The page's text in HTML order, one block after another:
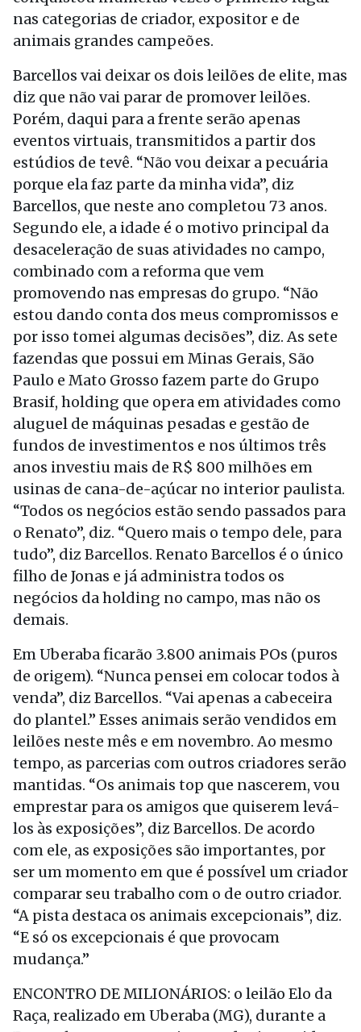
nas categorias de criador, expositor e de
animais grandes campeões.
Barcellos vai deixar os dois leilões de elite, mas
diz que não vai parar de promover leilões.
Porém, daqui para a frente serão apenas
eventos virtuais, transmitidos a partir dos
estúdios de tevê. “Não vou deixar a pecuária
porque ela faz parte da minha vida”, diz
Barcellos, que neste ano completou 73 anos.
Segundo ele, a idade é o motivo principal da
desaceleração de suas atividades no campo,
combinado com a reforma que vem
promovendo nas empresas do grupo. “Não
estou dando conta dos meus compromissos e
por isso tomei algumas decisões”, diz. As sete
fazendas que possui em Minas Gerais, São
Paulo e Mato Grosso fazem parte do Grupo
Brasif, holding que opera em atividades como
aluguel de máquinas pesadas e gestão de
fundos de investimentos e nos últimos três
anos investiu mais de R$ 800 milhões em
usinas de cana-de-açúcar no interior paulista.
“Todos os negócios estão sendo passados para
o Renato”, diz. “Quero mais o tempo dele, para
tudo”, diz Barcellos. Renato Barcellos é o único
filho de Jonas e já administra todos os
negócios da holding no campo, mas não os
demais.
Em Uberaba ficarão 3.800 animais POs (puros
de origem). “Nunca pensei em colocar todos à
venda”, diz Barcellos. “Vai apenas a cabeceira
do plantel.” Esses animais serão vendidos em
leilões neste mês e em novembro. Ao mesmo
tempo, as parcerias com outros criadores serão
mantidas. “Os animais top que nascerem, vou
emprestar para os amigos que quiserem levá-
los às exposições”, diz Barcellos. De acordo
com ele, as exposições são importantes, por
ser um momento em que é possível um criador
comparar seu trabalho com o de outro criador.
“A pista destaca os animais excepcionais”, diz.
“E só os excepcionais é que provocam
mudança.”
ENCONTRO DE MILIONÁRIOS: o leilão Elo da
Raça, realizado em Uberaba (MG), durante a